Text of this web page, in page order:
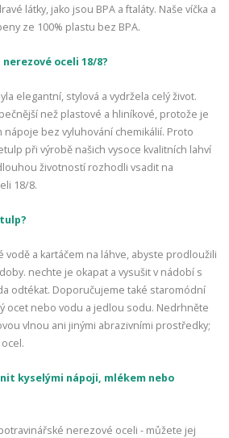
látky, jako jsou BPA a ftaláty. Naše víčka a
ze 100% plastu bez BPA.
oceli 18/8?
elegantní, stylová a vydržela celý život.
než plastové a hliníkové, protože je
bez vyluhování chemikálií. Proto
při výrobě našich vysoce kvalitních lahví
životností rozhodli vsadit na
18/8.
vodě a kartáčem na láhve, abyste prodloužili
nechte je okapat a vysušit v nádobí s
odtékat. Doporučujeme také staromódní
ocet nebo vodu a jedlou sodu. Nedrhněte
vlnou ani jinými abrazivními prostředky;
kyselými nápoji, mlékem nebo
nerezové oceli - můžete jej